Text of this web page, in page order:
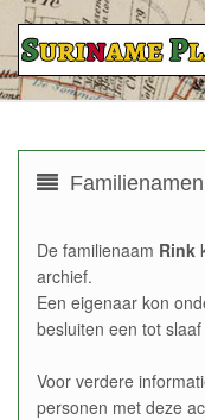
De familienaam Rink
archief.
Een eigenaar kon
besluiten een tot
Voor verdere
personen met deze